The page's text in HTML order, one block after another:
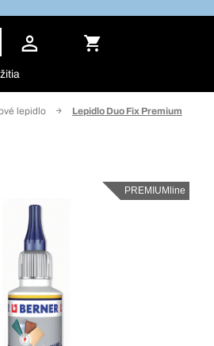
lepidlo Lepidlo Duo Fix Premium
PREMIUMline